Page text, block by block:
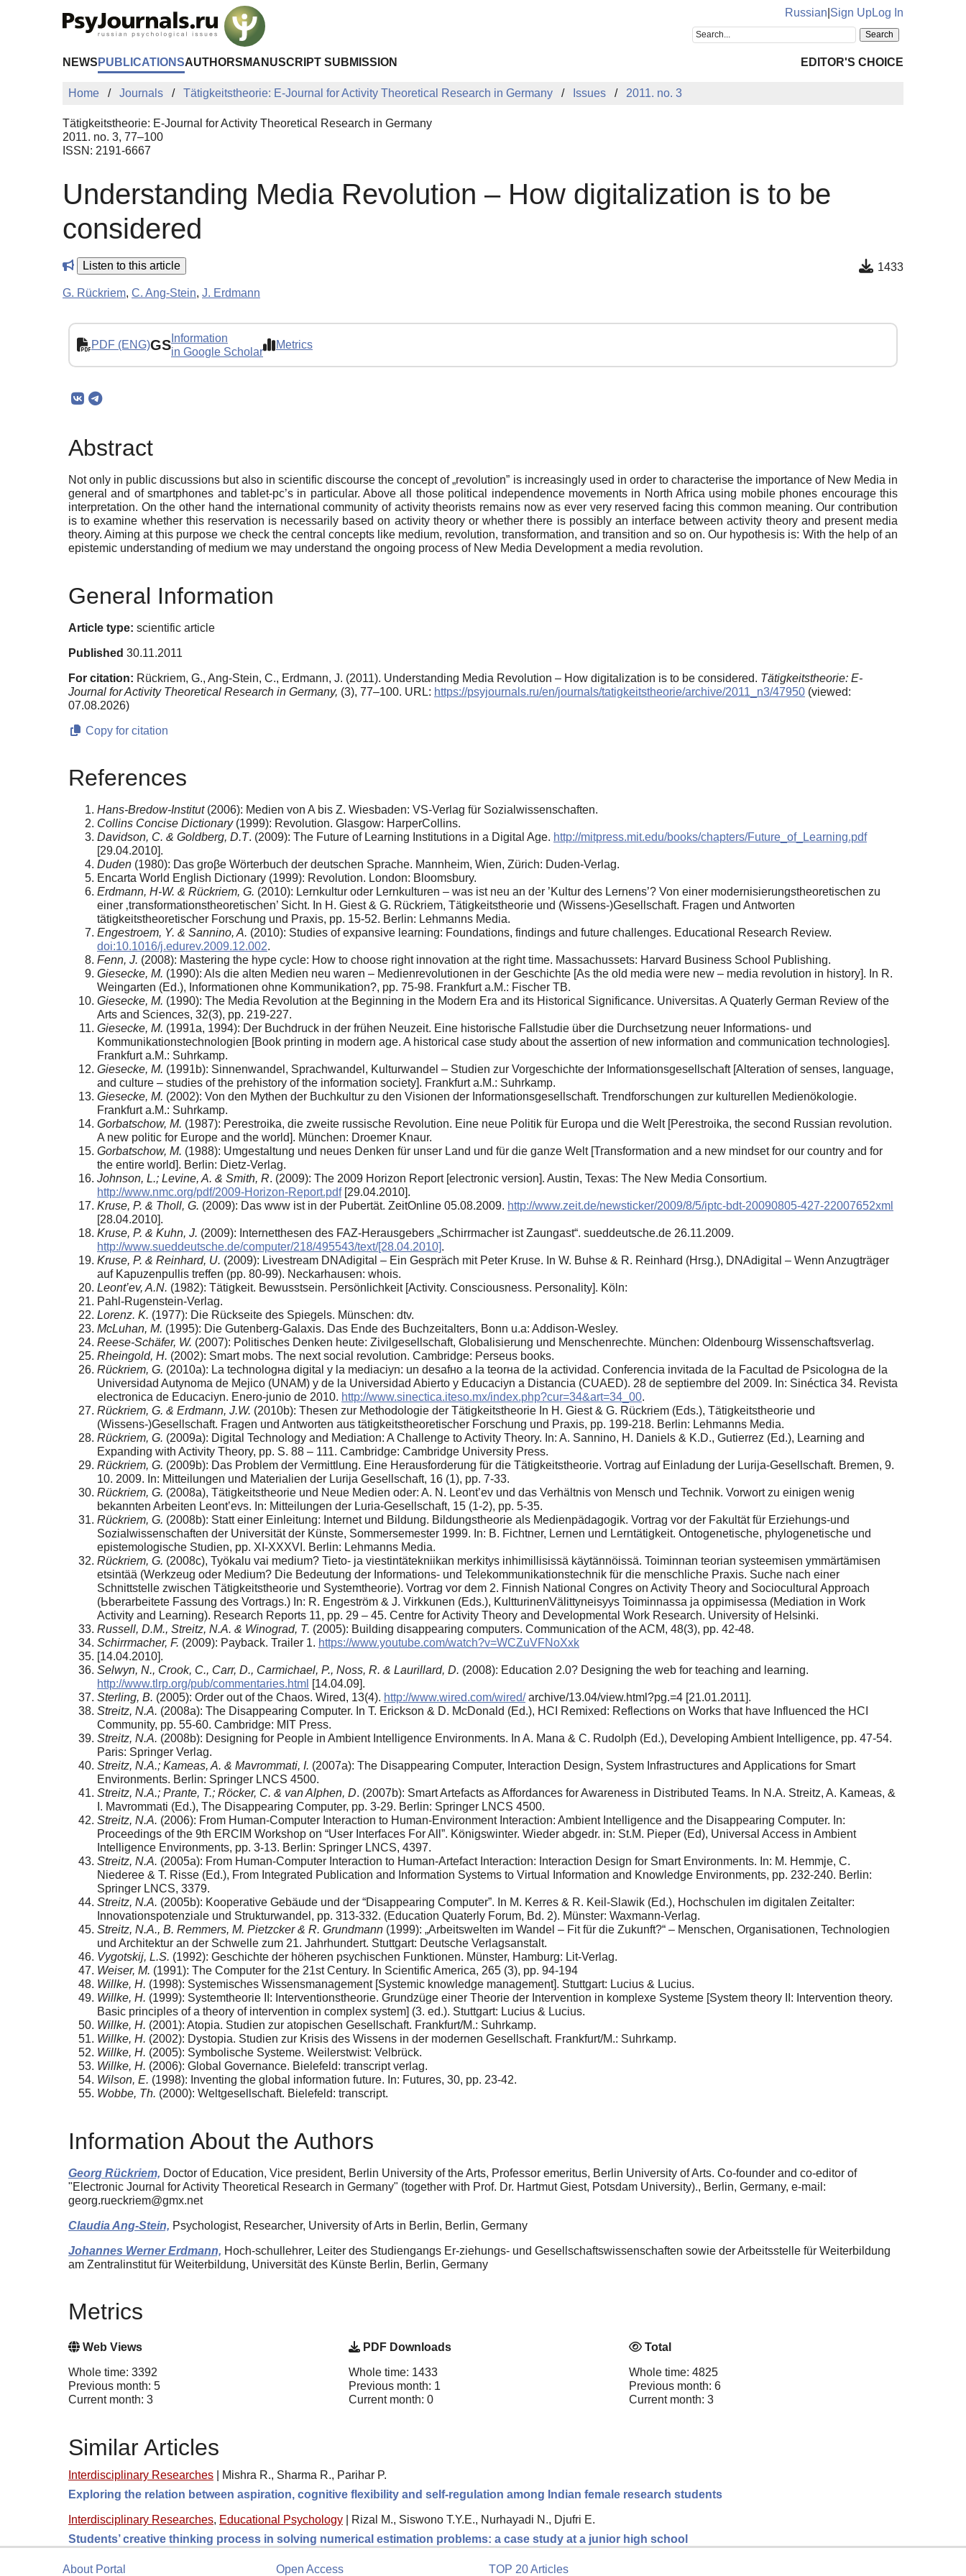
Russian Sign UpLog In
NEWS PUBLICATIONSAUTHORS MANUSCRIPT SUBMISSION EDITOR'S CHOICE
Home Journals Tätigkeitstheorie: E-Journal for Activity Theoretical Research in Germany Issues 2011. no. 3
Tätigkeitstheorie: E-Journal for Activity Theoretical Research in Germany
2011. no. 3, 77–100
ISSN: 2191-6667
Understanding Media Revolution – How digitalization is to be
considered
Listen to this article 1433
G. Rückriem, C. Ang-Stein, J. Erdmann
PDF (ENG)GS Information
in Google Scholar
Metrics
Abstract
Not only in public discussions but also in scientific discourse the concept of „revolution” is increasingly used in order to characterise the importance of New Media in
general and of smartphones and tablet-pc’s in particular. Above all those political independence movements in North Africa using mobile phones encourage this
interpretation. On the other hand the international community of activity theorists remains now as ever very reserved facing this common meaning. Our contribution
is to examine whether this reservation is necessarily based on activity theory or whether there is possibly an interface between activity theory and present media
theory. Aiming at this purpose we check the central concepts like medium, revolution, transformation, and transition and so on. Our hypothesis is: With the help of an
epistemic understanding of medium we may understand the ongoing process of New Media Development a media revolution.
General Information
Article type: scientific article
Published 30.11.2011
For citation: Rückriem, G., Ang-Stein, C., Erdmann, J. (2011). Understanding Media Revolution – How digitalization is to be considered. Tätigkeitstheorie: E-
Journal for Activity Theoretical Research in Germany, (3), 77–100. URL: https://psyjournals.ru/en/journals/tatigkeitstheorie/archive/2011_n3/47950 (viewed:
07.08.2026)
Copy for citation
References
Hans-Bredow-Institut(2006): Medien von A bis Z. Wiesbaden: VS-Verlag für Sozialwissenschaften.
Collins Concise Dictionary(1999): Revolution. Glasgow: HarperCollins.
Davidson, C. & Goldberg, D.T. (2009): The Future of Learning Institutions in a Digital Age. http://mitpress.mit.edu/books/chapters/Future_of_Learning.pdf
[29.04.2010].
Duden (1980): Das groβe Wӧrterbuch der deutschen Sprache. Mannheim, Wien, Zürich: Duden-Verlag.
Encarta World English Dictionary (1999): Revolution. London: Bloomsbury.
Erdmann, H-W. & Rückriem, G. (2010): Lernkultur oder Lernkulturen – was ist neu an der ’Kultur des Lernens’? Von einer modernisierungstheoretischen zu
einer ‚transformationstheoretischen’ Sicht. In H. Giest & G. Rückriem, Tätigkeitstheorie und (Wissens-)Gesellschaft. Fragen und Antworten
tätigkeitstheoretischer Forschung und Praxis, pp. 15-52. Berlin: Lehmanns Media.
Engestroem, Y. & Sannino, A. (2010): Studies of expansive learning: Foundations, findings and future challenges. Educational Research Review.
doi:10.1016/j.edurev.2009.12.002.
Fenn, J. (2008): Mastering the hype cycle: How to choose right innovation at the right time. Massachussets: Harvard Business School Publishing.
Giesecke, M. (1990): Als die alten Medien neu waren – Medienrevolutionen in der Geschichte [As the old media were new – media revolution in history]. In R.
Weingarten (Ed.), Informationen ohne Kommunikation?, pp. 75-98. Frankfurt a.M.: Fischer TB.
Giesecke, M. (1990): The Media Revolution at the Beginning in the Modern Era and its Historical Significance. Universitas. A Quaterly German Review of the
Arts and Sciences, 32(3), pp. 219-227.
Giesecke, M. (1991a, 1994): Der Buchdruck in der frühen Neuzeit. Eine historische Fallstudie über die Durchsetzung neuer Informations- und
Kommunikationstechnologien [Book printing in modern age. A historical case study about the assertion of new information and communication technologies].
Frankfurt a.M.: Suhrkamp.
Giesecke, M. (1991b): Sinnenwandel, Sprachwandel, Kulturwandel – Studien zur Vorgeschichte der Informationsgesellschaft [Alteration of senses, language,
and culture – studies of the prehistory of the information society]. Frankfurt a.M.: Suhrkamp.
Giesecke, M. (2002): Von den Mythen der Buchkultur zu den Visionen der Informationsgesellschaft. Trendforschungen zur kulturellen Medienӧkologie.
Frankfurt a.M.: Suhrkamp.
Gorbatschow, M. (1987): Perestroika, die zweite russische Revolution. Eine neue Politik für Europa und die Welt [Perestroika, the second Russian revolution.
A new politic for Europe and the world]. München: Droemer Knaur.
Gorbatschow, M. (1988): Umgestaltung und neues Denken für unser Land und für die ganze Welt [Transformation and a new mindset for our country and for
the entire world]. Berlin: Dietz-Verlag.
Johnson, L.; Levine, A. & Smith, R. (2009): The 2009 Horizon Report [electronic version]. Austin, Texas: The New Media Consortium.
http://www.nmc.org/pdf/2009-Horizon-Report.pdf[29.04.2010].
Kruse, P. & Tholl, G. (2009): Das www ist in der Pubertät. ZeitOnline 05.08.2009. http://www.zeit.de/newsticker/2009/8/5/iptc-bdt-20090805-427-22007652xml
[28.04.2010].
Kruse, P. & Kuhn, J. (2009): Internetthesen des FAZ-Herausgebers „Schirrmacher ist Zaungast“. sueddeutsche.de 26.11.2009.
http://www.sueddeutsche.de/computer/218/495543/text/[28.04.2010].
Kruse, P. & Reinhard, U. (2009): Livestream DNAdigital – Ein Gespräch mit Peter Kruse. In W. Buhse & R. Reinhard (Hrsg.), DNAdigital – Wenn Anzugträger
auf Kapuzenpullis treffen (pp. 80-99). Neckarhausen: whois.
Leont’ev, A.N. (1982): Tätigkeit. Bewusstsein. Persӧnlichkeit [Activity. Consciousness. Personality]. Kӧln:
Pahl-Rugenstein-Verlag.
Lorenz. K. (1977): Die Rückseite des Spiegels. Münschen: dtv.
McLuhan, M. (1995): Die Gutenberg-Galaxis. Das Ende des Buchzeitalters, Bonn u.a: Addison-Wesley.
Reese-Schäfer, W. (2007): Politisches Denken heute: Zivilgesellschaft, Globalisierung und Menschenrechte. München: Oldenbourg Wissenschaftsverlag.
Rheingold, H. (2002): Smart mobs. The next social revolution. Cambridge: Perseus books.
Rückriem, G. (2010a): La technologнa digital y la mediaciуn: un desafнo a la teorнa de la actividad. Conferencia invitada de la Facultad de Psicologнa de la
Universidad Autуnoma de Mejico (UNAM) y de la Universidad Abierto y Educaciуn a Distancia (CUAED). 28 de septiembre del 2009. In: Sinéctica 34. Revista
electronica de Educaciуn. Enero-junio de 2010. http://www.sinectica.iteso.mx/index.php?cur=34&art=34_00.
Rückriem, G. & Erdmann, J.W. (2010b): Thesen zur Methodologie der Tätigkeitstheorie In H. Giest & G. Rückriem (Eds.), Tätigkeitstheorie und
(Wissens-)Gesellschaft. Fragen und Antworten aus tätigkeitstheoretischer Forschung und Praxis, pp. 199-218. Berlin: Lehmanns Media.
Rückriem, G. (2009a): Digital Technology and Mediation: A Challenge to Activity Theory. In: A. Sannino, H. Daniels & K.D., Gutierrez (Ed.), Learning and
Expanding with Activity Theory, pp. S. 88 – 111. Cambridge: Cambridge University Press.
Rückriem, G. (2009b): Das Problem der Vermittlung. Eine Herausforderung für die Tätigkeitstheorie. Vortrag auf Einladung der Lurija-Gesellschaft. Bremen, 9.
10. 2009. In: Mitteilungen und Materialien der Lurija Gesellschaft, 16 (1), pp. 7-33.
Rückriem, G. (2008a), Tätigkeitstheorie und Neue Medien oder: A. N. Leont’ev und das Verhältnis von Mensch und Technik. Vorwort zu einigen wenig
bekannten Arbeiten Leont’evs. In: Mitteilungen der Luria-Gesellschaft, 15 (1-2), pp. 5-35.
Rückriem, G. (2008b): Statt einer Einleitung: Internet und Bildung. Bildungstheorie als Medienpädagogik. Vortrag vor der Fakultät für Erziehungs-und
Sozialwissenschaften der Universität der Künste, Sommersemester 1999. In: B. Fichtner, Lernen und Lerntätigkeit. Ontogenetische, phylogenetische und
epistemologische Studien, pp. XI-XXXVI. Berlin: Lehmanns Media.
Rückriem, G. (2008c), Tyӧkalu vai medium? Tieto- ja viestintätekniikan merkitys inhimillisissä käytännӧissä. Toiminnan teorian systeemisen ymmärtämisen
etsintää (Werkzeug oder Medium? Die Bedeutung der Informations- und Telekommunikationstechnik für die menschliche Praxis. Suche nach einer
Schnittstelle zwischen Tätigkeitstheorie und Systemtheorie). Vortrag vor dem 2. Finnish National Congres on Activity Theory and Sociocultural Approach
(Ьberarbeitete Fassung des Vortrags.) In: R. Engestrӧm & J. Virkkunen (Eds.), KultturinenVälittyneisyys Toiminnassa ja oppimisessa (Mediation in Work
Activity and Learning). Research Reports 11, pp. 29 – 45. Centre for Activity Theory and Developmental Work Research. University of Helsinki.
Russell, D.M., Streitz, N.A. & Winograd, T. (2005): Building disappearing computers. Communication of the ACM, 48(3), pp. 42-48.
Schirrmacher, F. (2009): Payback. Trailer 1. https://www.youtube.com/watch?v=WCZuVFNoXxk
[14.04.2010].
Selwyn, N., Crook, C., Carr, D., Carmichael, P., Noss, R. & Laurillard, D. (2008): Education 2.0? Designing the web for teaching and learning.
http://www.tlrp.org/pub/commentaries.html [14.04.09].
Sterling, B. (2005): Order out of the Chaos. Wired, 13(4). http://www.wired.com/wired/archive/13.04/view.html?pg.=4 [21.01.2011].
Streitz, N.A. (2008a): The Disappearing Computer. In T. Erickson & D. McDonald (Ed.), HCI Remixed: Reflections on Works that have Influenced the HCI
Community, pp. 55-60. Cambridge: MIT Press.
Streitz, N.A. (2008b): Designing for People in Ambient Intelligence Environments. In A. Mana & C. Rudolph (Ed.), Developing Ambient Intelligence, pp. 47-54.
Paris: Springer Verlag.
Streitz, N.A.; Kameas, A. & Mavrommati, I. (2007a): The Disappearing Computer, Interaction Design, System Infrastructures and Applications for Smart
Environments. Berlin: Springer LNCS 4500.
Streitz, N.A.; Prante, T.; Rӧcker, C. & van Alphen, D. (2007b): Smart Artefacts as Affordances for Awareness in Distributed Teams. In N.A. Streitz, A. Kameas, &
I. Mavrommati (Ed.), The Disappearing Computer, pp. 3-29. Berlin: Springer LNCS 4500.
Streitz, N.A. (2006): From Human-Computer Interaction to Human-Environment Interaction: Ambient Intelligence and the Disappearing Computer. In:
Proceedings of the 9th ERCIM Workshop on “User Interfaces For All”. Kӧnigswinter. Wieder abgedr. in: St.M. Pieper (Ed), Universal Access in Ambient
Intelligence Environments, pp. 3-13. Berlin: Springer LNCS, 4397.
Streitz, N.A. (2005a): From Human-Computer Interaction to Human-Artefact Interaction: Interaction Design for Smart Environments. In: M. Hemmje, C.
Niederee & T. Risse (Ed.), From Integrated Publication and Information Systems to Virtual Information and Knowledge Environments, pp. 232-240. Berlin:
Springer LNCS, 3379.
Streitz, N.A. (2005b): Kooperative Gebäude und der “Disappearing Computer”. In M. Kerres & R. Keil-Slawik (Ed.), Hochschulen im digitalen Zeitalter:
Innovationspotenziale und Strukturwandel, pp. 313-332. (Education Quaterly Forum, Bd. 2). Münster: Waxmann-Verlag.
Streitz, N.A., B. Remmers, M. Pietzcker & R. Grundmann (1999): „Arbeitswelten im Wandel – Fit für die Zukunft?“ – Menschen, Organisationen, Technologien
und Architektur an der Schwelle zum 21. Jahrhundert. Stuttgart: Deutsche Verlagsanstalt.
Vygotskij, L.S. (1992): Geschichte der hӧheren psychischen Funktionen. Münster, Hamburg: Lit-Verlag.
Weiser, M. (1991): The Computer for the 21st Century. In Scientific America, 265 (3), pp. 94-194
Willke, H. (1998): Systemisches Wissensmanagement [Systemic knowledge management]. Stuttgart: Lucius & Lucius.
Willke, H. (1999): Systemtheorie II: Interventionstheorie. Grundzüge einer Theorie der Intervention in komplexe Systeme [System theory II: Intervention theory.
Basic principles of a theory of intervention in complex system] (3. ed.). Stuttgart: Lucius & Lucius.
Willke, H. (2001): Atopia. Studien zur atopischen Gesellschaft. Frankfurt/M.: Suhrkamp.
Willke, H. (2002): Dystopia. Studien zur Krisis des Wissens in der modernen Gesellschaft. Frankfurt/M.: Suhrkamp.
Willke, H. (2005): Symbolische Systeme. Weilerstwist: Velbrück.
Willke, H. (2006): Global Governance. Bielefeld: transcript verlag.
Wilson, E. (1998): Inventing the global information future. In: Futures, 30, pp. 23-42.
Wobbe, Th. (2000): Weltgesellschaft. Bielefeld: transcript.
Information About the Authors
Georg Rückriem, Doctor of Education, Vice president, Berlin University of the Arts, Professor emeritus, Berlin University of Arts. Co-founder and co-editor of
"Electronic Journal for Activity Theoretical Research in Germany" (together with Prof. Dr. Hartmut Giest, Potsdam University)., Berlin, Germany, e-mail:
georg.rueckriem@gmx.net
Claudia Ang-Stein, Psychologist, Researcher, University of Arts in Berlin, Berlin, Germany
Johannes Werner Erdmann, Hoch-schullehrer, Leiter des Studiengangs Er-ziehungs- und Gesellschaftswissenschaften sowie der Arbeitsstelle für Weiterbildung
am Zentralinstitut für Weiterbildung, Universität des Künste Berlin, Berlin, Germany
Metrics
Web Views
Whole time: 3392
Previous month: 5
Current month: 3
PDF Downloads
Whole time: 1433
Previous month: 1
Current month: 0
Total
Whole time: 4825
Previous month: 6
Current month: 3
Similar Articles
Interdisciplinary Researches
Mishra R., Sharma R., Parihar P.
Exploring the relation between aspiration, cognitive flexibility and self-regulation among Indian female research students
Interdisciplinary Researches, Educational Psychology
Rizal M., Siswono T.Y.E., Nurhayadi N., Djufri E.
Students’ creative thinking process in solving numerical estimation problems: a case study at a junior high school
About Portal Open Access TOP 20 Articles